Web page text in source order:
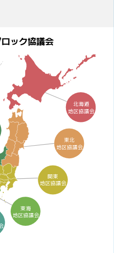
ック協議会
北海道
地区協議会
東北
地区協議会
東海
地区協議会
関東
地区協議会